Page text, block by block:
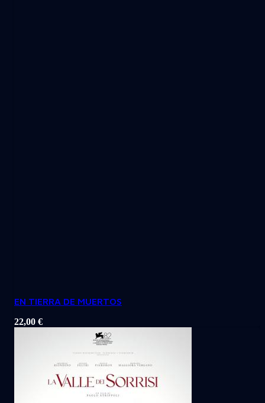
EN TIERRA DE MUERTOS
22,00 €